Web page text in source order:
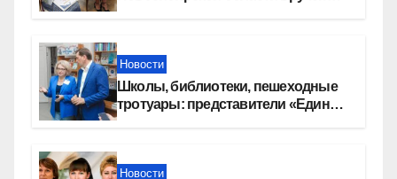
Новости
Школы, библиотеки, пешеходные
тротуары: представители «Единой
Новости